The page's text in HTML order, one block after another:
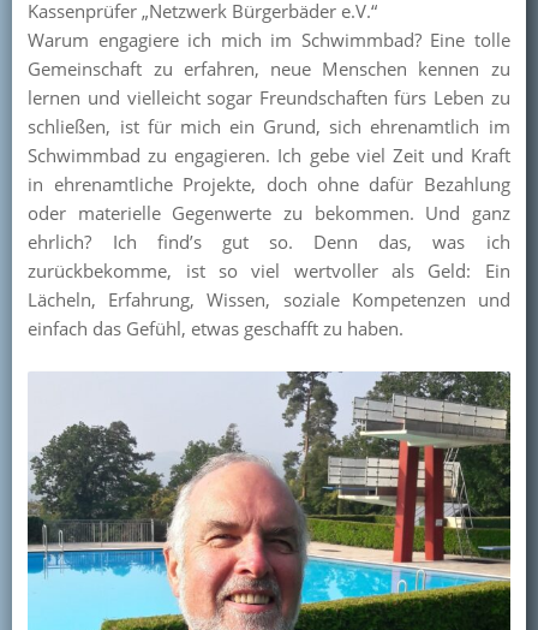
Kassenprüfer „Netzwerk Bürgerbäder e.V.“
Warum engagiere ich mich im Schwimmbad? Eine tolle
Gemeinschaft zu erfahren, neue Menschen kennen zu
lernen und vielleicht sogar Freundschaften fürs Leben zu
schließen, ist für mich ein Grund, sich ehrenamtlich im
Schwimmbad zu engagieren. Ich gebe viel Zeit und Kraft
in ehrenamtliche Projekte, doch ohne dafür Bezahlung
oder materielle Gegenwerte zu bekommen. Und ganz
ehrlich? Ich find’s gut so. Denn das, was ich
zurückbekomme, ist so viel wertvoller als Geld: Ein
Lächeln, Erfahrung, Wissen, soziale Kompetenzen und
einfach das Gefühl, etwas geschafft zu haben.